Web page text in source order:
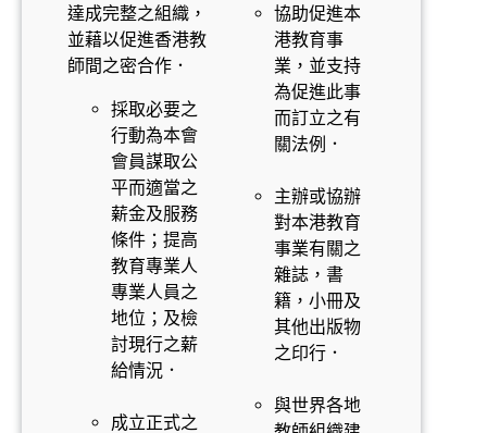
達成完整之組織，
並藉以促進香港教
師間之密合作．
採取必要之
行動為本會
會員謀取公
平而適當之
薪金及服務
條件；提高
教育專業人
專業人員之
地位；及檢
討現行之薪
給情況．
成立正式之
協助促進本
港教育事
業，並支持
為促進此事
而訂立之有
關法例．
主辦或協辦
對本港教育
事業有關之
雜誌，書
籍，小冊及
其他出版物
之印行．
與世界各地